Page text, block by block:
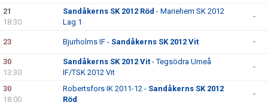
21
18:30
Sandåkerns SK 2012 Röd - Mariehem SK 2012
Lag 1
-
23 Bjurholms IF - Sandåkerns SK 2012 Vit -
30
13:30
Sandåkerns SK 2012 Vit - Tegsödra Umeå
IF/TSK 2012 Vit
-
30
18:00
Robertsfors IK 2011-12 - Sandåkerns SK 2012
Röd
-